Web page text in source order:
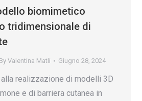
biomimetico
tridimensionale di
By Valentina Matli Giugno 28, 2024
realizzazione di modelli 3D
e di barriera cutanea in